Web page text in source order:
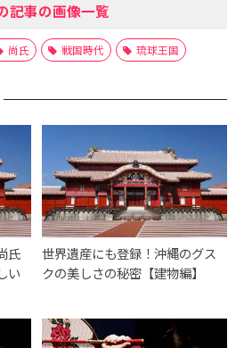
記事の画像一覧
尚氏 戦国時代 琉球王国
氏
い
世界遺産にも登録！沖縄のグス
クの美しさの秘密【建物編】